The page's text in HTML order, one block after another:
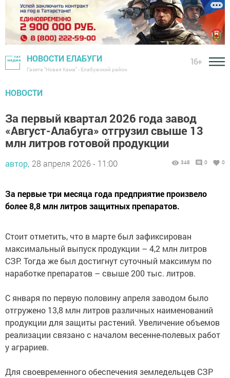
НОВОСТИ ЕЛАБУГИ
Газета "Новая Кама" - Елабужский район
16+
НОВОСТИ
За первый квартал 2026 года завод
«Август-Алабуга» отгрузил свыше 13
млн литров готовой продукции
автор, 28 апреля 2026 - 11:00 348 0 0
За первые три месяца года предприятие произвело
более 8,8 млн литров защитных препаратов.
Стоит отметить, что в марте был зафиксирован
максимальный выпуск продукции – 4,2 млн литров
СЗР. Тогда же был достигнут суточный максимум по
наработке препаратов – свыше 200 тыс. литров.
С января по первую половину апреля заводом было
отгружено 13,8 млн литров различных наименований
продукции для защиты растений. Увеличение объемов
реализации связано с началом весенне-полевых работ
у аграриев.
Для своевременного обеспечения земледельцев СЗР